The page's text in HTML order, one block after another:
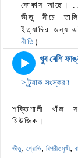
ফোকাস আছে।
ভীতু নীচে
ইত্যাদির জন্য
নীতি)
খুব বেশি
> ট্র্যাক সংস্করণ
শক্তিশালী খাঁজ
মিউজিক।.
ভীতু, গ্রোভি, বিপরীতমুখী,